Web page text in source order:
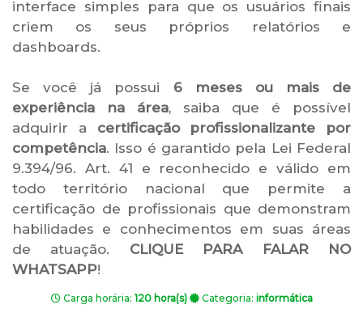
interface simples para que os usuários finais
criem os seus próprios relatórios e
dashboards.
Se você já possui 6 meses ou mais de
experiência na área, saiba que é possível
adquirir a certificação profissionalizante por
competência. Isso é garantido pela Lei Federal
9.394/96. Art. 41 e reconhecido e válido em
todo território nacional que permite a
certificação de profissionais que demonstram
habilidades e conhecimentos em suas áreas
de atuação. CLIQUE PARA FALAR NO
WHATSAPP!
Carga horária: 120 hora(s) Categoria: informática